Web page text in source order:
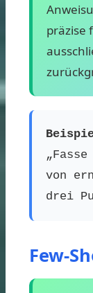
präzise
von
drei
Few-